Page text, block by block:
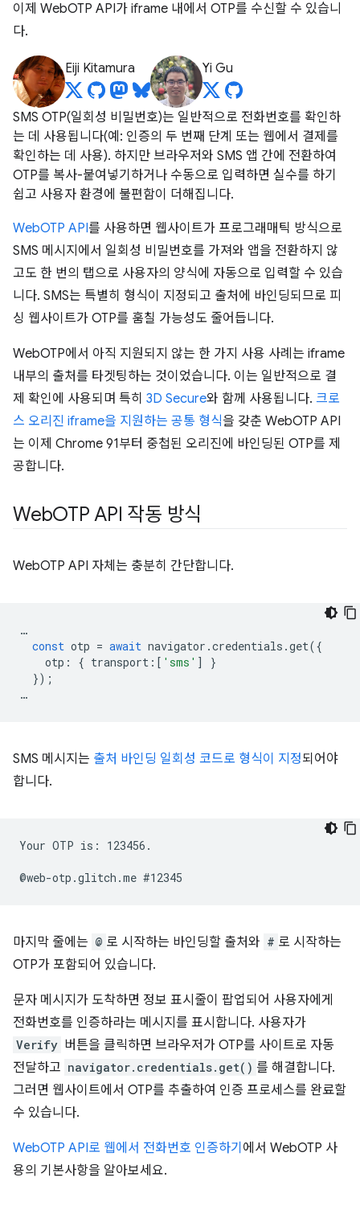
이제 WebOTP API가 iframe 내에서 OTP를 수신할 수 있습니
다.
Eiji Kitamura Yi Gu
SMS OTP(일회성 비밀번호)는 일반적으로 전화번호를 확인하
는 데 사용됩니다(예: 인증의 두 번째 단계 또는 웹에서 결제를
확인하는 데 사용). 하지만 브라우저와 SMS 앱 간에 전환하여
OTP를 복사-붙여넣기하거나 수동으로 입력하면 실수를 하기
쉽고 사용자 환경에 불편함이 더해집니다.
WebOTP API를 사용하면 웹사이트가 프로그래매틱 방식으로
SMS 메시지에서 일회성 비밀번호를 가져와 앱을 전환하지 않
고도 한 번의 탭으로 사용자의 양식에 자동으로 입력할 수 있습
니다. SMS는 특별히 형식이 지정되고 출처에 바인딩되므로 피
싱 웹사이트가 OTP를 훔칠 가능성도 줄어듭니다.
WebOTP에서 아직 지원되지 않는 한 가지 사용 사례는 iframe
내부의 출처를 타겟팅하는 것이었습니다. 이는 일반적으로 결
제 확인에 사용되며 특히 3D Secure와 함께 사용됩니다. 크로
스 오리진 iframe을 지원하는 공통 형식을 갖춘 WebOTP API
는 이제 Chrome 91부터 중첩된 오리진에 바인딩된 OTP를 제
공합니다.
WebOTP API 작동 방식
WebOTP API 자체는 충분히 간단합니다.
…
const otp = await navigator .credentials .get({
otp : { transport : [ 'sms' ]
}
});
…
SMS 메시지는 출처 바인딩 일회성 코드로 형식이 지정되어야
합니다.
Your OTP is: 123456.
마지막 줄에는 @ 로 시작하는 바인딩할 출처와 # 로 시작하는
OTP가 포함되어 있습니다.
문자 메시지가 도착하면 정보 표시줄이 팝업되어 사용자에게
전화번호를 인증하라는 메시지를 표시합니다. 사용자가
Verify 버튼을 클릭하면 브라우저가 OTP를 사이트로 자동
전달하고 navigator.credentials.get() 를 해결합니다.
그러면 웹사이트에서 OTP를 추출하여 인증 프로세스를 완료할
수 있습니다.
WebOTP API로 웹에서 전화번호 인증하기 에서 WebOTP 사
용의 기본사항을 알아보세요.